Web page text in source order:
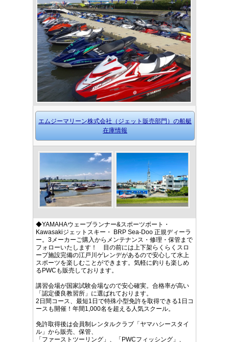
エムジーマリーン株式会社（ジェット販売部門）の船艇
在庫情報
◆YAMAHAウェーブランナー&スポーツボート・
Kawasakiジェットスキー・ BRP Sea-Doo 正規ディーラ
ー。3メーカーご購入からメンテナンス・修理・保管まで
フォローいたします！ 目の前には上下架らくらくスロ
ープ施設完備の江戸川ゲレンデがあるので安心して水上
スポーツを楽しむことができます。気軽に釣りも楽しめ
るPWCも販売しております。
講習会場が国家試験会場なので安心確実。合格率が高い
「認定優良教習所」に選ばれております。
2日間コース、最短1日で特殊小型免許を取得できる1日コ
ースも開催！年間1,000名を超える人気スクール。
免許取得後は会員制レンタルクラブ「ヤマハシースタイ
ル」から販売、保管、
「ファーストツーリング」、「PWCフィッシング」、